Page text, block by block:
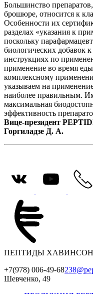
Большинство
брошюре, относится к
Особенности их
разделах «указания к
поскольку
биологических добавок
инструкциях по
применение во время
комплексному
указываем на
наиболее правильным.
максимальная
эффективность
Вице-президент
Горгиладзе Д. А.
ПЕПТИДЫ
+7(978) 006-49-68
Шевченко, 49